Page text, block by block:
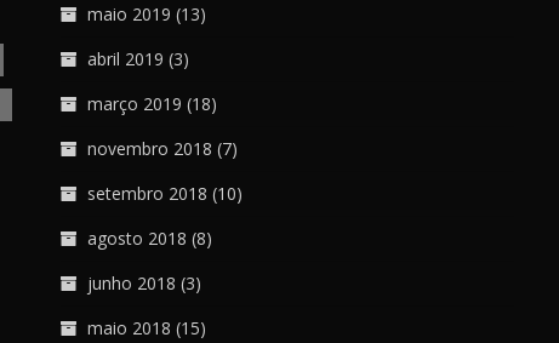
maio 2019 (13)
abril 2019 (3)
março 2019 (18)
novembro 2018 (7)
setembro 2018 (10)
agosto 2018 (8)
junho 2018 (3)
maio 2018 (15)